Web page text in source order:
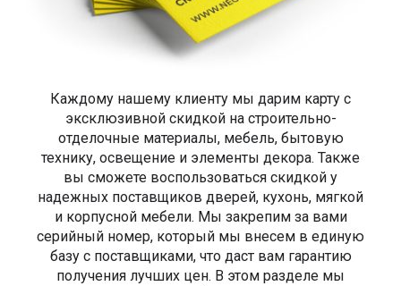
Каждому нашему клиенту мы дарим карту с
эксклюзивной скидкой на строительно-
отделочные материалы, мебель, бытовую
технику, освещение и элементы декора. Также
вы сможете воспользоваться скидкой у
надежных поставщиков дверей, кухонь, мягкой
и корпусной мебели. Мы закрепим за вами
серийный номер, который мы внесем в единую
базу с поставщиками, что даст вам гарантию
получения лучших цен. В этом разделе мы